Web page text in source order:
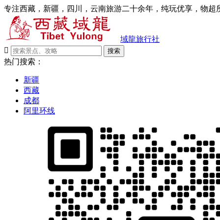
专注西藏，新疆，四川，云南旅游二十余年，纯玩优享，物超
域龍旅行社

搜索
热门搜索：
新疆
西藏
成都
阿里环线